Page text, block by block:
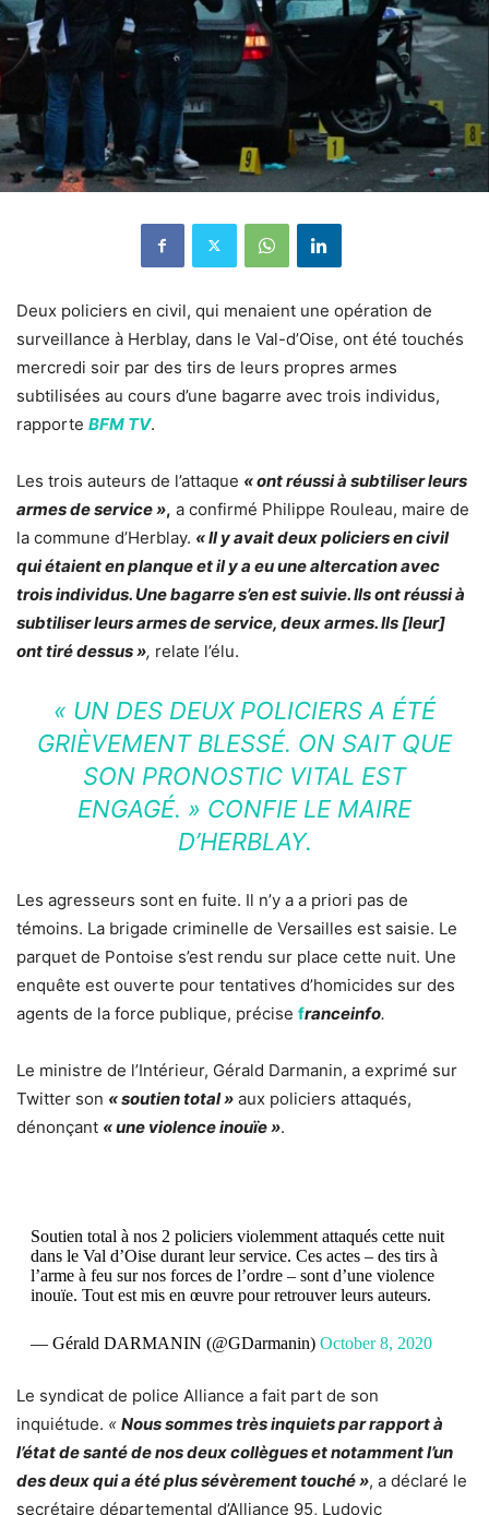
Deux policiers en civil, qui menaient une opération de
surveillance à Herblay, dans le Val-d’Oise, ont été touchés
mercredi soir par des tirs de leurs propres armes
subtilisées au cours d’une bagarre avec trois individus,
rapporte BFM TV.
Les trois auteurs de l’attaque « ont réussi à subtiliser leurs
armes de service », a confirmé Philippe Rouleau, maire de
la commune d’Herblay. « Il y avait deux policiers en civil
qui étaient en planque et il y a eu une altercation avec
trois individus. Une bagarre s’en est suivie. Ils ont réussi à
subtiliser leurs armes de service, deux armes. Ils [leur]
ont tiré dessus », relate l’élu.
« UN DES DEUX POLICIERS A ÉTÉ
GRIÈVEMENT BLESSÉ. ON SAIT QUE
SON PRONOSTIC VITAL EST
ENGAGÉ. » CONFIE LE MAIRE
D’HERBLAY.
Les agresseurs sont en fuite. Il n’y a a priori pas de
témoins. La brigade criminelle de Versailles est saisie. Le
parquet de Pontoise s’est rendu sur place cette nuit. Une
enquête est ouverte pour tentatives d’homicides sur des
agents de la force publique, précise franceinfo.
Le ministre de l’Intérieur, Gérald Darmanin, a exprimé sur
Twitter son « soutien total » aux policiers attaqués,
dénonçant « une violence inouïe ».
Soutien total à nos 2 policiers violemment attaqués cette nuit
dans le Val d’Oise durant leur service. Ces actes – des tirs à
l’arme à feu sur nos forces de l’ordre – sont d’une violence
inouïe. Tout est mis en œuvre pour retrouver leurs auteurs.
— Gérald DARMANIN (@GDarmanin) October 8, 2020
Le syndicat de police Alliance a fait part de son
inquiétude. « Nous sommes très inquiets par rapport à
l’état de santé de nos deux collègues et notamment l’un
des deux qui a été plus sévèrement touché », a déclaré le
secrétaire départemental d’Alliance 95, Ludovic